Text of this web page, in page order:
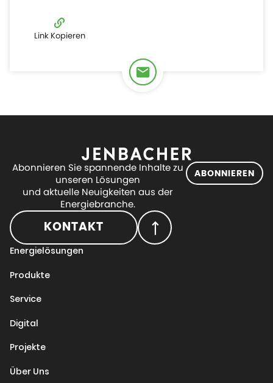
Link Kopieren
Abonnieren Sie spannende Inhalte zu
unseren Lösungen
und aktuelle Neuigkeiten aus der
Energiebranche.
ABONNIEREN
KONTAKT
Energielösungen
Produkte
Service
Digital
Projekte
Über Uns